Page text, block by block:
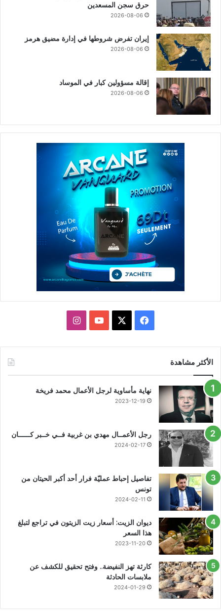
حرق سجن المسعدين
2026-08-06
إيران تفرض شروطها في إدارة مضيق هرمز
2026-08-06
إقالة مسؤولين كبار في الموساد
2026-08-06
فيسبوك يوتيوبانستقرام
الأكثر مشاهدة
نهاية مأساوية لرجل الأعمال محمد فريخة
2023-12-19
رجل الأعمــال مهدي بن غربية فــي خــبر كــــــان
2024-02-17
تفاصيل إحباط عمليّة فرار أحد أكبر الحيتان من
تونس
2024-02-11
ديوان الزيت: أسعار زيت الزيتون في تراجع لتبلغ
هذا السعر
2023-11-20
كارثة تهز النفيضة.. وفتح تحقيق للكشف عن
ملابسات الحادثة
2024-01-29